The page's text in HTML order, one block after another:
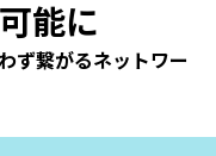
能に
ず繋がるネットワー